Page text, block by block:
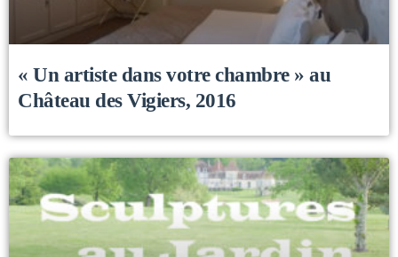
« Un artiste dans votre chambre » au
Château des Vigiers, 2016